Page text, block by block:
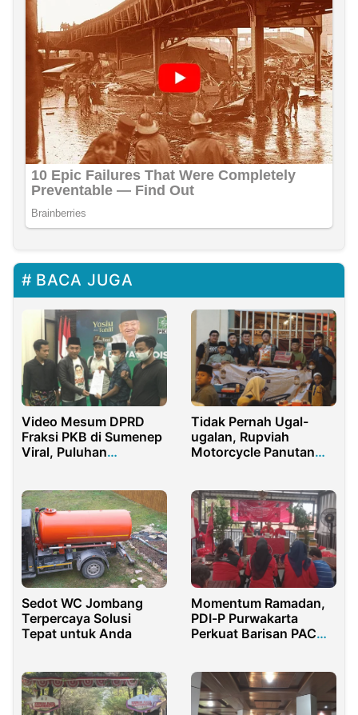
BACA JUGA
Video Mesum DPRD
Fraksi PKB di Sumenep
Viral, Puluhan
Tidak Pernah Ugal-
ugalan, Rupviah
Motorcycle Panutan
Sedot WC Jombang
Terpercaya Solusi
Tepat untuk Anda
Momentum Ramadan,
PDI-P Purwakarta
Perkuat Barisan PAC